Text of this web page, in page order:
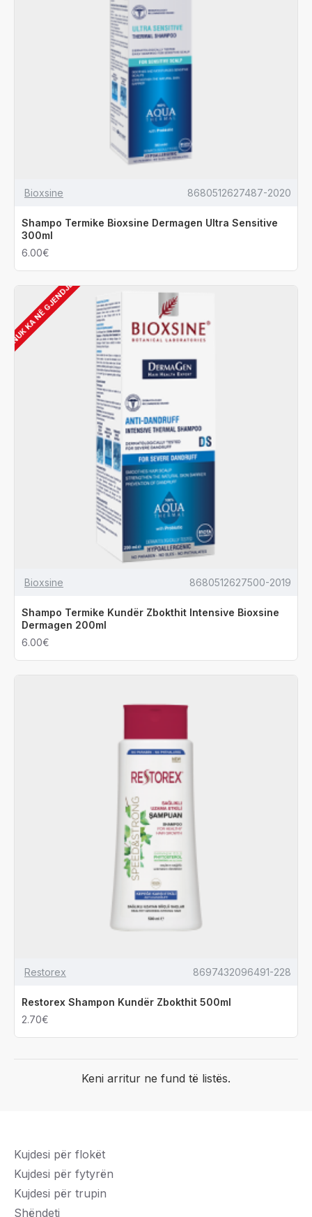
Bioxsine 8680512627487-2020
Shampo Termike Bioxsine Dermagen Ultra Sensitive
300ml
6.00€
NUK KA NË GJENDJE
Bioxsine 8680512627500-2019
Shampo Termike Kundër Zbokthit Intensive Bioxsine
Dermagen 200ml
6.00€
Restorex 8697432096491-228
Restorex Shampon Kundër Zbokthit 500ml
2.70€
Keni arritur ne fund të listës.
Kujdesi për flokët
Kujdesi për fytyrën
Kujdesi për trupin
Shëndeti